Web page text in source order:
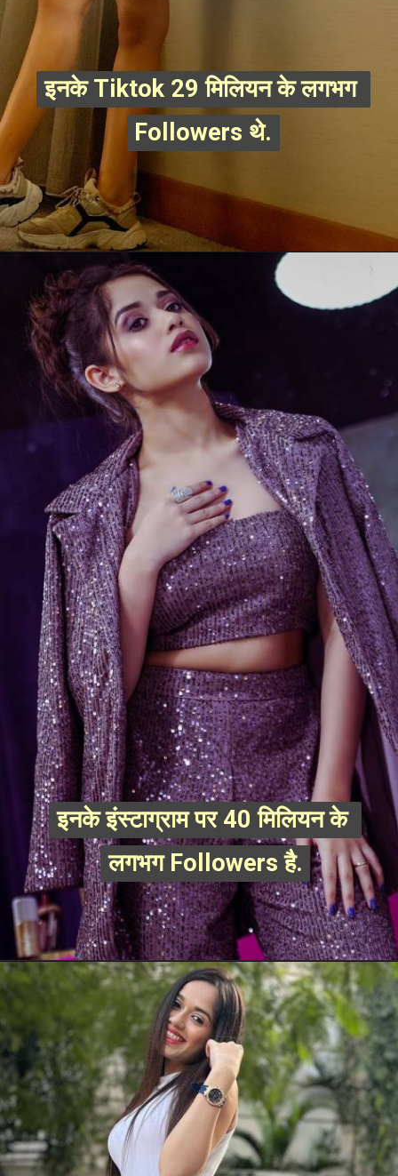
इनके Tiktok 29 मिलियन के लगभग
Followers थे.
इनके Tiktok 29 मिलियन के लगभग
Followers थे.
इनके इंस्टाग्राम पर 40 मिलियन के
लगभग Followers है.
इनके इंस्टाग्राम पर 40 मिलियन के
लगभग Followers है.